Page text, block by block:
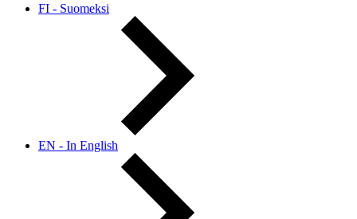
FI - Suomeksi
EN - In English